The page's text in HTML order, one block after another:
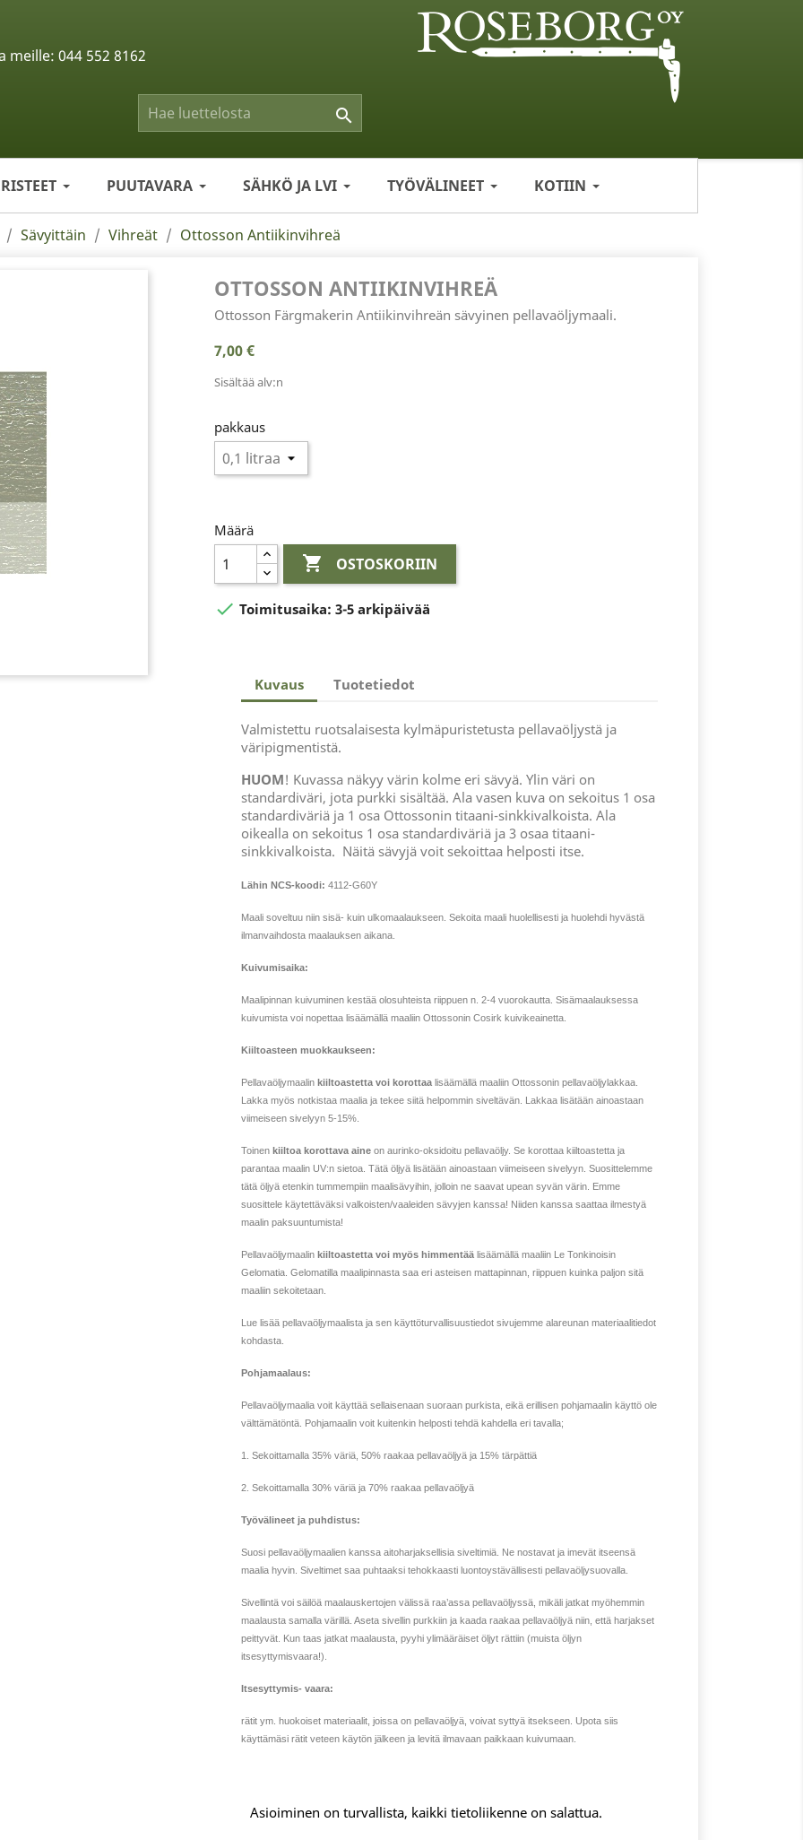

PUUTAVARA SÄHKÖ JA LVI TYÖVÄLINEET KOTIIN
meille: 044 552 8162
Sävyittäin Vihreät Ottosson Antiikinvihreä
OTTOSSON ANTIIKINVIHREÄ
Ottosson Färgmakerin Antiikinvihreän sävyinen pellavaöljymaali.
7,00 €
Sisältää alv:n
pakkaus
Määrä
 OSTOSKORIIN
 Toimitusaika: 3-5 arkipäivää
Kuvaus Tuotetiedot
Valmistettu ruotsalaisesta kylmäpuristetusta pellavaöljystä ja
väripigmentistä.
HUOM! Kuvassa näkyy värin kolme eri sävyä. Ylin väri on
standardiväri, jota purkki sisältää. Ala vasen kuva on sekoitus 1 osa
standardiväriä ja 1 osa Ottossonin titaani-sinkkivalkoista. Ala
oikealla on sekoitus 1 osa standardiväriä ja 3 osaa titaani-
sinkkivalkoista. Näitä sävyjä voit sekoittaa helposti itse.
Lähin NCS-koodi: 4112-G60Y
Maali soveltuu niin sisä- kuin ulkomaalaukseen. Sekoita maali huolellisesti ja huolehdi hyvästä
ilmanvaihdosta maalauksen aikana.
Kuivumisaika:
Maalipinnan kuivuminen kestää olosuhteista riippuen n. 2-4 vuorokautta. Sisämaalauksessa
kuivumista voi nopettaa lisäämällä maaliin Ottossonin Cosirk kuivikeainetta.
Kiiltoasteen muokkaukseen:
Pellavaöljymaalin kiiltoastetta voi korottaa lisäämällä maaliin Ottossonin pellavaöljylakkaa.
Lakka myös notkistaa maalia ja tekee siitä helpommin siveltävän. Lakkaa lisätään ainoastaan
viimeiseen sivelyyn 5-15%.
Toinen kiiltoa korottava aine on aurinko-oksidoitu pellavaöljy. Se korottaa kiiltoastetta ja
parantaa maalin UV:n sietoa. Tätä öljyä lisätään ainoastaan viimeiseen sivelyyn. Suosittelemme
tätä öljyä etenkin tummempiin maalisävyihin, jolloin ne saavat upean syvän värin. Emme
suosittele käytettäväksi valkoisten/vaaleiden sävyjen kanssa! Niiden kanssa saattaa ilmestyä
maalin paksuuntumista!
Pellavaöljymaalin kiiltoastetta voi myös himmentää lisäämällä maaliin Le Tonkinoisin
Gelomatia. Gelomatilla maalipinnasta saa eri asteisen mattapinnan, riippuen kuinka paljon sitä
maaliin sekoitetaan.
Lue lisää pellavaöljymaalista ja sen käyttöturvallisuustiedot sivujemme alareunan materiaalitiedot
kohdasta.
Pohjamaalaus:
Pellavaöljymaalia voit käyttää sellaisenaan suoraan purkista, eikä erillisen pohjamaalin käyttö ole
välttämätöntä. Pohjamaalin voit kuitenkin helposti tehdä kahdella eri tavalla;
1. Sekoittamalla 35% väriä, 50% raakaa pellavaöljyä ja 15% tärpättiä
2. Sekoittamalla 30% väriä ja 70% raakaa pellavaöljyä
Työvälineet ja puhdistus:
Suosi pellavaöljymaalien kanssa aitoharjaksellisia siveltimiä. Ne nostavat ja imevät itseensä
maalia hyvin. Siveltimet saa puhtaaksi tehokkaasti luontoystävällisesti pellavaöljysuovalla.
Sivellintä voi säilöä maalauskertojen välissä raa’assa pellavaöljyssä, mikäli jatkat myöhemmin
maalausta samalla värillä. Aseta sivellin purkkiin ja kaada raakaa pellavaöljyä niin, että harjakset
peittyvät. Kun taas jatkat maalausta, pyyhi ylimääräiset öljyt rättiin (muista öljyn
itsesyttymisvaara!).
Itsesyttymis- vaara:
rätit ym. huokoiset materiaalit, joissa on pellavaöljyä, voivat syttyä itsekseen. Upota siis
käyttämäsi rätit veteen käytön jälkeen ja levitä ilmavaan paikkaan kuivumaan.
Asioiminen on turvallista, kaikki tietoliikenne on salattua.